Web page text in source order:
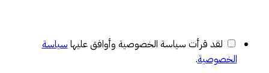
لقد قرأت سياسة الخصوصية وأوافق عليها سياسة
الخصوصية.